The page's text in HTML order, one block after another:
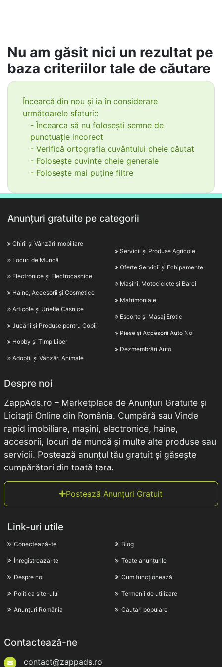
Nu am găsit nici un rezultat pe
baza criteriilor tale de căutare
Încearcă din nou și ia în considerare
următoarele sfaturi::
- Încearca să nu folosești semne de
punctuație incorect
- Verifică ortografia cuvântului cheie căutat
- Folosește cuvinte cheie generale
- Folosește mai puține filtre
Anunțuri gratuite pe categorii
Chirii și Vânzări Imobiliare
Locuri de Muncă
Electronice și Electrocasnice
Haine, Accesorii și Cosmetice
Articole și Unelte Casnice
Jucării și Produse pentru Copii
Hobby și Timp Liber
Adopții și Vânzări Animale
Servicii și Produse Agricole
Oferte Servicii și Echipamente
Mașini, Motociclete și Bărci
Matrimoniale
Escorte și Masaj Erotic
Piese și Accesorii Auto Noi
Dezmembrări Auto
Despre noi
ZappAds.ro – Marketplace de Anunțuri Gratuite și
Licitații Online din România. Cumpără sau Vinde
rapid imobiliare, mașini, electronice, haine,
accesorii, locuri de muncă și multe alte produse sau
servicii. Postează anunțul tău gratuit și găsește
cumpărători din toată țara.
Postează Anunțuri Gratuit
Link-uri utile
Conectează-te
Înregistrează-te
Despre noi
Politica site-ului
Anunțuri România
Blog
Toate anunțurile
Cum funcționează
Termenii de utilizare
Căutari populare
Contactează-ne
contact@zappads.ro